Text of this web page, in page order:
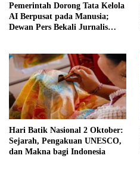
Pemerintah Dorong Tata Kelola
AI Berpusat pada Manusia;
Dewan Pers Bekali Jurnalis
Hari Batik Nasional 2 Oktober:
Sejarah, Pengakuan UNESCO,
dan Makna bagi Indonesia